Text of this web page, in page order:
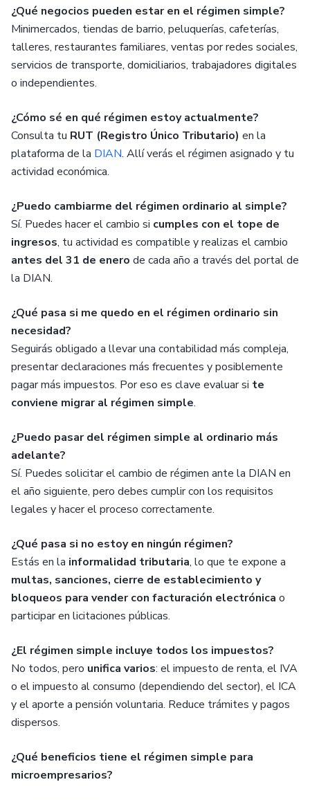
¿Qué negocios pueden estar en el régimen simple?
Minimercados, tiendas de barrio, peluquerías, cafeterías,
talleres, restaurantes familiares, ventas por redes sociales,
servicios de transporte, domiciliarios, trabajadores digitales
o independientes.
¿Cómo sé en qué régimen estoy actualmente?
Consulta tu RUT (Registro Único Tributario) en la
plataforma de la DIAN. Allí verás el régimen asignado y tu
actividad económica.
¿Puedo cambiarme del régimen ordinario al simple?
Sí. Puedes hacer el cambio si cumples con el tope de
ingresos, tu actividad es compatible y realizas el cambio
antes del 31 de enero de cada año a través del portal de
la DIAN.
¿Qué pasa si me quedo en el régimen ordinario sin
necesidad?
Seguirás obligado a llevar una contabilidad más compleja,
presentar declaraciones más frecuentes y posiblemente
pagar más impuestos. Por eso es clave evaluar si te
conviene migrar al régimen simple.
¿Puedo pasar del régimen simple al ordinario más
adelante?
Sí. Puedes solicitar el cambio de régimen ante la DIAN en
el año siguiente, pero debes cumplir con los requisitos
legales y hacer el proceso correctamente.
¿Qué pasa si no estoy en ningún régimen?
Estás en la informalidad tributaria, lo que te expone a
multas, sanciones, cierre de establecimiento y
bloqueos para vender con facturación electrónica o
participar en licitaciones públicas.
¿El régimen simple incluye todos los impuestos?
No todos, pero unifica varios: el impuesto de renta, el IVA
o el impuesto al consumo (dependiendo del sector), el ICA
y el aporte a pensión voluntaria. Reduce trámites y pagos
dispersos.
¿Qué beneficios tiene el régimen simple para
microempresarios?